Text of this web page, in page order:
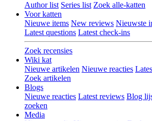
Author list Series list Zoek alle-katten
Voor katten
Nieuwe items New reviews Nieuwste
Latest questions Latest check-ins
Zoek recensies
Wiki kat
Nieuwe artikelen Nieuwe reacties
Zoek artikelen
Blogs
Nieuwe reacties Latest reviews Blog
zoeken
Media